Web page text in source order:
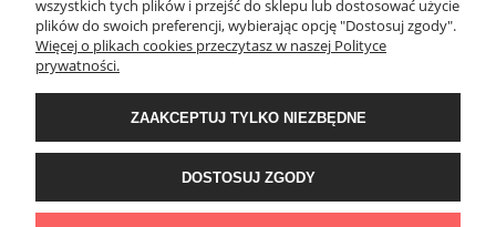
KONTAKT
Wyposażenie łazienek Łazienki.eco | Pawła 23, 41-708 Ruda Śląska | E-mail:
sklep@lazienki.eco | Tel.: 600 012 164 lub 600 012 159 | TGS Przemysław
Stoń | NIP: 6312213594 | REGON: 276403698
wszystkich tych plików i przejść do sklepu lub dostosować użycie
plików do swoich preferencji, wybierając opcję "Dostosuj zgody".
Więcej o plikach cookies przeczytasz w naszej Polityce
prywatności.
ZAAKCEPTUJ TYLKO NIEZBĘDNE
DOSTOSUJ ZGODY